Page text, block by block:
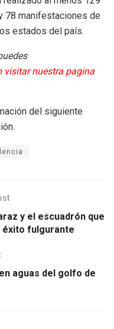
78 manifestaciones de
estados del país.
visitar nuestra pagina
del siguiente
y el escuadrón que
éxito fulgurante
aguas del golfo de